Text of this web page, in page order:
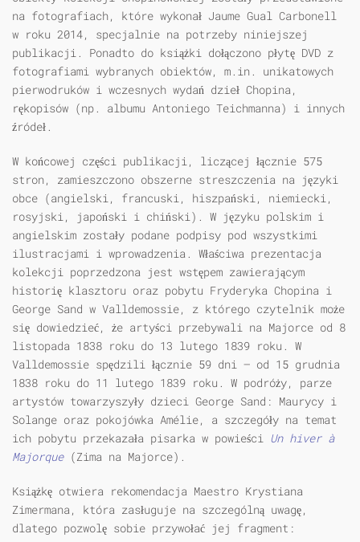
na fotografiach, które wykonał Jaume Gual Carbonell
w roku 2014, specjalnie na potrzeby niniejszej
publikacji. Ponadto do książki dołączono płytę DVD z
fotografiami wybranych obiektów, m.in. unikatowych
pierwodruków i wczesnych wydań dzieł Chopina,
rękopisów (np. albumu Antoniego Teichmanna) i innych
źródeł.
W końcowej części publikacji, liczącej łącznie 575
stron, zamieszczono obszerne streszczenia na języki
obce (angielski, francuski, hiszpański, niemiecki,
rosyjski, japoński i chiński). W języku polskim i
angielskim zostały podane podpisy pod wszystkimi
ilustracjami i wprowadzenia. Właściwa prezentacja
kolekcji poprzedzona jest wstępem zawierającym
historię klasztoru oraz pobytu Fryderyka Chopina i
George Sand w Valldemossie, z którego czytelnik może
się dowiedzieć, że artyści przebywali na Majorce od 8
listopada 1838 roku do 13 lutego 1839 roku. W
Valldemossie spędzili łącznie 59 dni — od 15 grudnia
1838 roku do 11 lutego 1839 roku. W podróży, parze
artystów towarzyszyły dzieci George Sand: Maurycy i
Solange oraz pokojówka Amélie, a szczegóły na temat
ich pobytu przekazała pisarka w powieści Un hiver à
Majorque(Zima na Majorce).
Książkę otwiera rekomendacja Maestro Krystiana
Zimermana, która zasługuje na szczególną uwagę,
dlatego pozwolę sobie przywołać jej fragment: